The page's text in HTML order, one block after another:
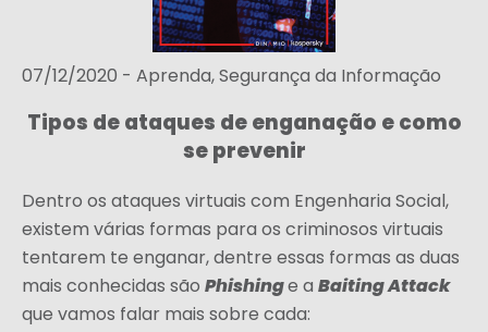
07/12/2020 - Aprenda,Segurança da Informação
Tipos de ataques de enganação e como
se prevenir
Dentro os ataques virtuais com Engenharia Social,
existem várias formas para os criminosos virtuais
tentarem te enganar, dentre essas formas as duas
mais conhecidas sãoPhishinge aBaiting Attack
que vamos falar mais sobre cada: